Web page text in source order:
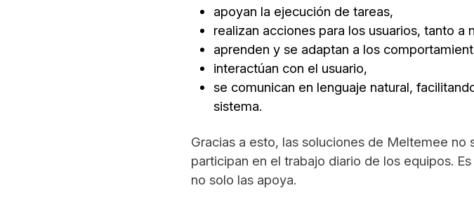
apoyan la ejecución de tareas,
realizan acciones para los usuarios, tanto
aprenden y se adaptan a los
interactúan con el usuario,
se comunican en lenguaje natural,
sistema.
Gracias a esto, las soluciones de Meltemee
participan en el trabajo diario de los equipos.
no solo las apoya.